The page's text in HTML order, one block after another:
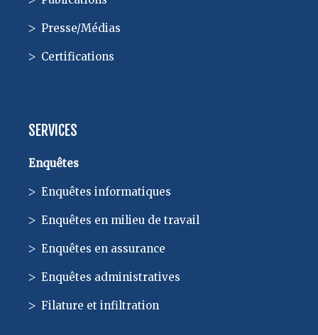
Presse/Médias
Certifications
SERVICES
Enquêtes
Enquêtes informatiques
Enquêtes en milieu de travail
Enquêtes en assurance
Enquêtes administratives
Filature et infiltration